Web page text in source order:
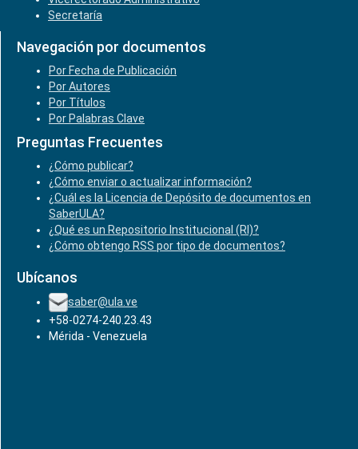
Secretaría
Navegación por documentos
Por Fecha de Publicación
Por Autores
Por Títulos
Por Palabras Clave
Preguntas Frecuentes
¿Cómo publicar?
¿Cómo enviar o actualizar información?
¿Cuál es la Licencia de Depósito de documentos en
SaberULA?
¿Qué es un Repositorio Institucional (RI)?
¿Cómo obtengo RSS por tipo de documentos?
Ubícanos
saber@ula.ve
+58-0274-240.23.43
Mérida - Venezuela